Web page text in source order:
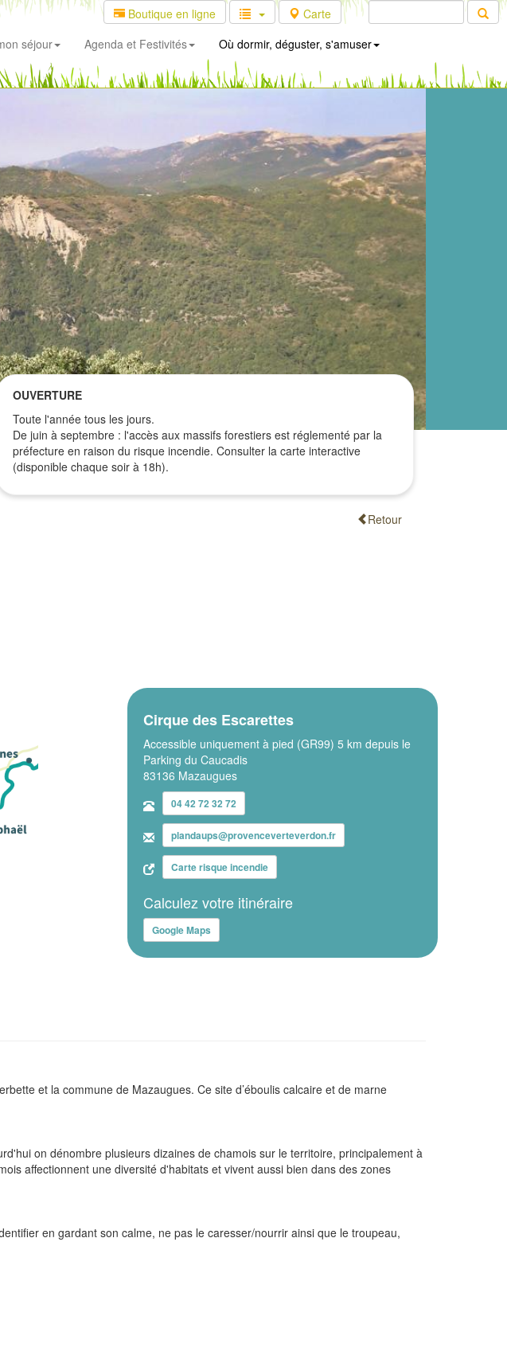
Boutique en ligne
Carte
séjour Agenda et Festivités Où dormir, déguster, s'amuser
OUVERTURE
Toute l'année tous les jours.
De juin à septembre : l'accès aux massifs forestiers est réglementé par la
préfecture en raison du risque incendie. Consulter la carte interactive
(disponible chaque soir à 18h).
Retour
Cirque des Escarettes
Accessible uniquement à pied (GR99) 5 km depuis le
Parking du Caucadis
83136 Mazaugues
04 42 72 32 72
plandaups@provenceverteverdon.fr
Carte risque incendie
Calculez votre itinéraire
Google Maps
et la commune de Mazaugues. Ce site d’éboulis calcaire et de marne
on dénombre plusieurs dizaines de chamois sur le territoire, principalement à
affectionnent une diversité d'habitats et vivent aussi bien dans des zones
en gardant son calme, ne pas le caresser/nourrir ainsi que le troupeau,